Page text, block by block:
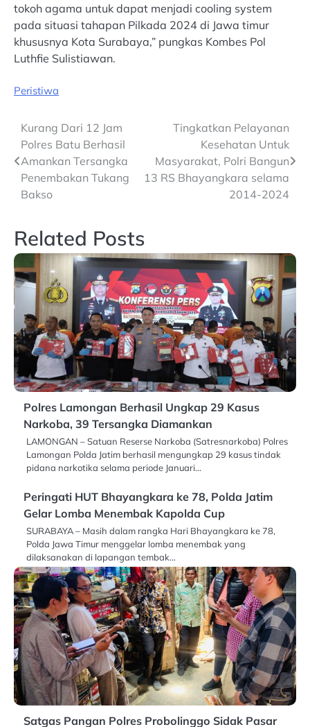
tokoh agama untuk dapat menjadi cooling system
pada situasi tahapan Pilkada 2024 di Jawa timur
khususnya Kota Surabaya,” pungkas Kombes Pol
Luthfie Sulistiawan.
Peristiwa
Post
navigation
Kurang Dari 12 Jam
Polres Batu Berhasil
Amankan Tersangka
Penembakan Tukang
Bakso
Tingkatkan Pelayanan
Kesehatan Untuk
Masyarakat, Polri Bangun
13 RS Bhayangkara selama
2014-2024
Related Posts
Polres Lamongan Berhasil Ungkap 29 Kasus
Narkoba, 39 Tersangka Diamankan
LAMONGAN – Satuan Reserse Narkoba (Satresnarkoba) Polres
Lamongan Polda Jatim berhasil mengungkap 29 kasus tindak
pidana narkotika selama periode Januari…
Peringati HUT Bhayangkara ke 78, Polda Jatim
Gelar Lomba Menembak Kapolda Cup
SURABAYA – Masih dalam rangka Hari Bhayangkara ke 78,
Polda Jawa Timur menggelar lomba menembak yang
dilaksanakan di lapangan tembak…
Satgas Pangan Polres Probolinggo Sidak Pasar